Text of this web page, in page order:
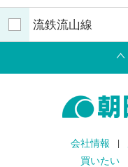
流鉄流山線
会社情報
買いたい